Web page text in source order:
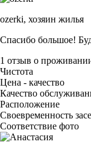
ozerki, хозяин жилья
Спасибо большое!
1 отзыв о
Чистота
Цена - качество
Качество
Расположение
Своевременность
Соответствие фото